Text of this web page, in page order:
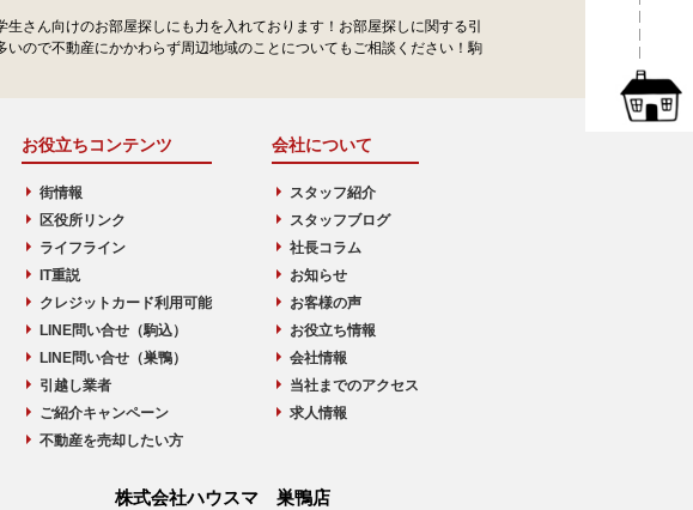
さん向けのお部屋探しにも力を入れております！お部屋探しに関する引
ので不動産にかかわらず周辺地域のことについてもご相談ください！駒
お役立ちコンテンツ
街情報
区役所リンク
ライフライン
IT重説
クレジットカード利用可能
LINE問い合せ（駒込）
LINE問い合せ（巣鴨）
引越し業者
ご紹介キャンペーン
不動産を売却したい方
会社について
スタッフ紹介
スタッフブログ
社長コラム
お知らせ
お客様の声
お役立ち情報
会社情報
当社までのアクセス
求人情報
株式会社ハウスマ 巣鴨店